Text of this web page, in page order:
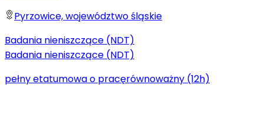
Pyrzowice, województwo śląskie
Badania nieniszczące (NDT)
Badania nieniszczące (NDT)
pełny etatumowa o pracęrównoważny (12h)